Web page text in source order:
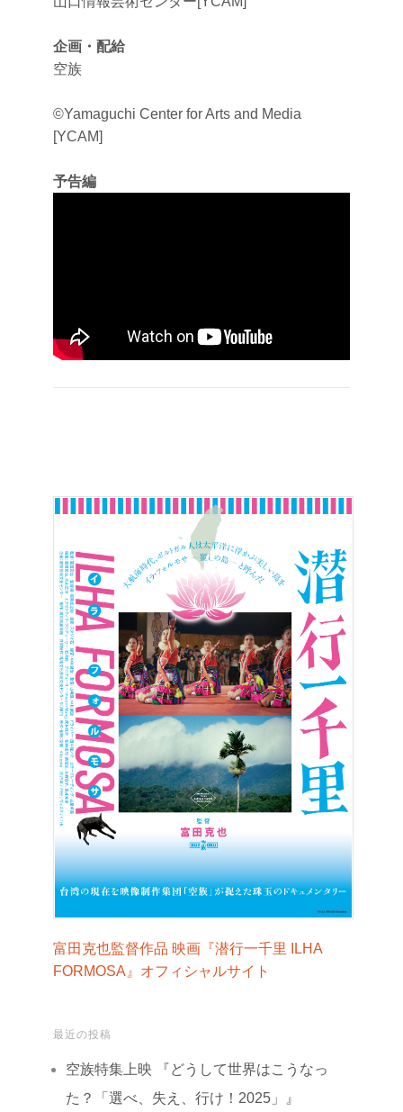
企画・配給
空族
©Yamaguchi Center for Arts and Media
[YCAM]
予告編
富田克也監督作品 映画『潜行一千里 ILHA
FORMOSA』オフィシャルサイト
最近の投稿
空族特集上映 『どうして世界はこうなっ
た？「選べ、失え、行け！2025」』